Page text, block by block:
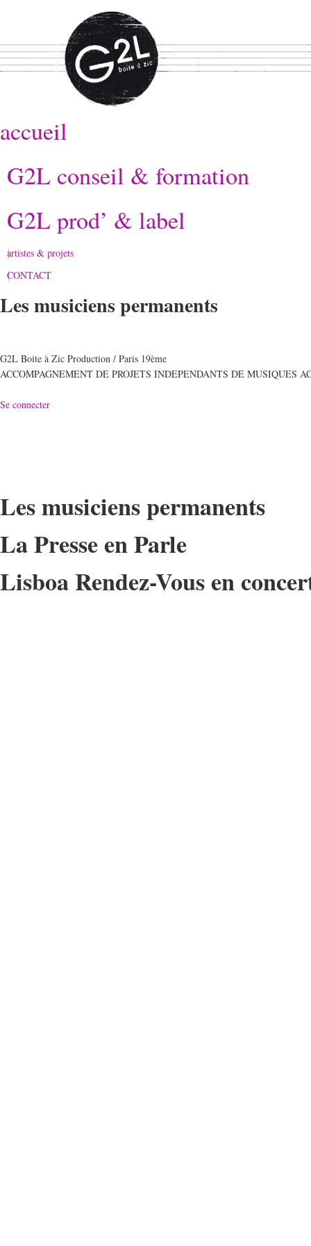
accueil
G2L conseil & formation
G2L prod’ & label
artistes & projets
CONTACT
Les musiciens permanents
G2L Boite à Zic Production / Paris 19ème
ACCOMPAGNEMENT DE PROJETS INDEPENDANTS DE MUSIQUES
Se connecter
Les musiciens permanents
La Presse en Parle
Lisboa Rendez-Vous en